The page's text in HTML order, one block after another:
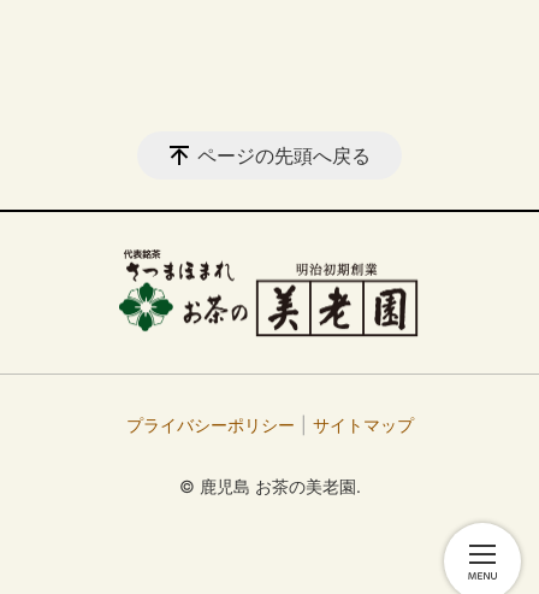
ページの先頭へ戻る
プライバシーポリシー サイトマップ
© 鹿児島 お茶の美老園.